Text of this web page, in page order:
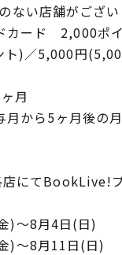
がございま
ード 2,000ポ
ト)／5,000円
月
から5ヶ月後の
プリ
)～8月4日(日)
)～8月11日(日)